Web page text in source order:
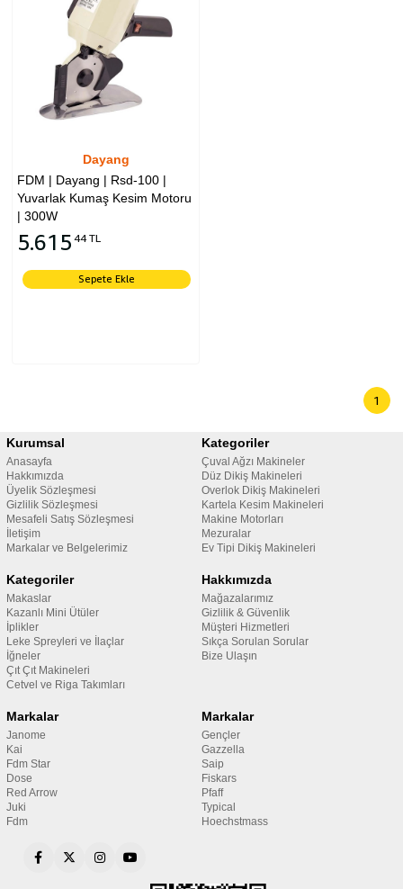
Dayang
FDM | Dayang | Rsd-100 |
Yuvarlak Kumaş Kesim Motoru
| 300W
5.615 44 TL
Sepete Ekle
1
Kurumsal
Anasayfa
Hakkımızda
Üyelik Sözleşmesi
Gizlilik Sözleşmesi
Mesafeli Satış Sözleşmesi
İletişim
Markalar ve Belgelerimiz
Kategoriler
Çuval Ağzı Makineler
Düz Dikiş Makineleri
Overlok Dikiş Makineleri
Kartela Kesim Makineleri
Makine Motorları
Mezuralar
Ev Tipi Dikiş Makineleri
Kategoriler
Makaslar
Kazanlı Mini Ütüler
İplikler
Leke Spreyleri ve İlaçlar
İğneler
Çıt Çıt Makineleri
Cetvel ve Riga Takımları
Hakkımızda
Mağazalarımız
Gizlilik & Güvenlik
Müşteri Hizmetleri
Sıkça Sorulan Sorular
Bize Ulaşın
Markalar
Janome
Kai
Fdm Star
Dose
Red Arrow
Juki
Fdm
Markalar
Gençler
Gazzella
Saip
Fiskars
Pfaff
Typical
Hoechstmass